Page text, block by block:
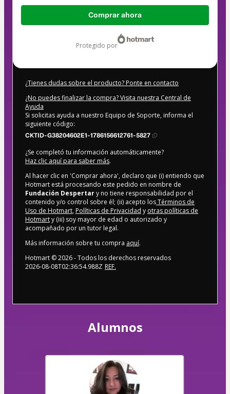
Total
Comprar ahora
protegido por
¿Tienes dudas sobre el producto? Ponte en contacto
¿No puedes finalizar la compra? Visita nuestra Central de
Ayuda
Si solicitas ayuda a nuestro Equipo de Soporte, informa el
siguiente código:
CKTID-G38204602E1-1786156612761-5827
¿Se completó tu información automáticamente?
Haz clic aquí para saber más.
Al hacer clic en 'Comprar ahora', declaro que (i) entiendo que
Hotmart está procesando este pedido en nombre de
Fundación Despertary no tiene responsabilidad por el
contenido y/o control sobre él; (ii) acepto losTérminos de
Uso de Hotmart, Políticas de Privacidad y otras políticas de
Hotmarty (iii) soy mayor de edad o autorizado y
acompañado por un tutor legal.
Más información sobre tu compra aquí.
Hotmart ©2026- Todos los derechos reservados
2026-08-08T02:36:54.988Z REF.
Alumnos